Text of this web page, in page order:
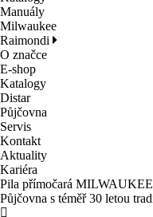
Manuály
Milwaukee
Raimondi
O značce
E-shop
Katalogy
Distar
Půjčovna
Servis
Kontakt
Aktuality
Kariéra
Pila přímočará
Půjčovna s téměř 30 letou